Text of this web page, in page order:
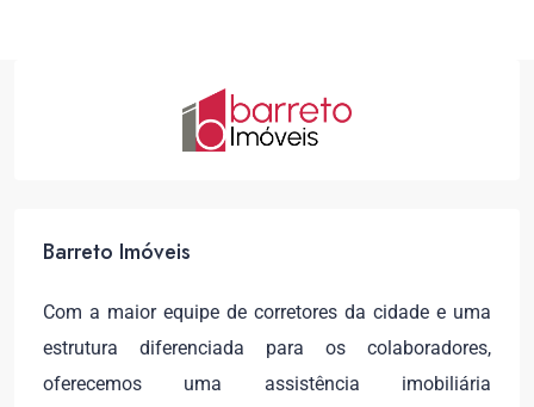
Barreto Imóveis
Com a maior equipe de corretores da cidade e uma
estrutura diferenciada para os colaboradores,
oferecemos uma assistência imobiliária